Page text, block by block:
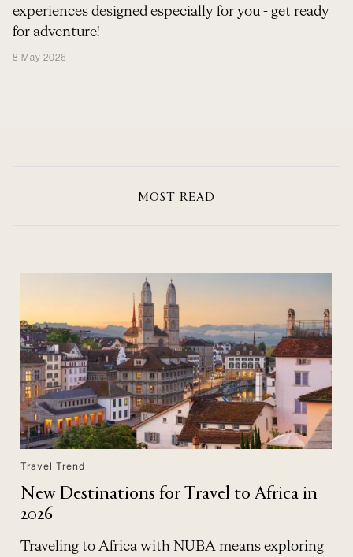
experiences designed especially for you - get ready
for adventure!
8 May 2026
MOST READ
Travel Trend
New Destinations for Travel to Africa in
2026
Traveling to Africa with NUBA means exploring